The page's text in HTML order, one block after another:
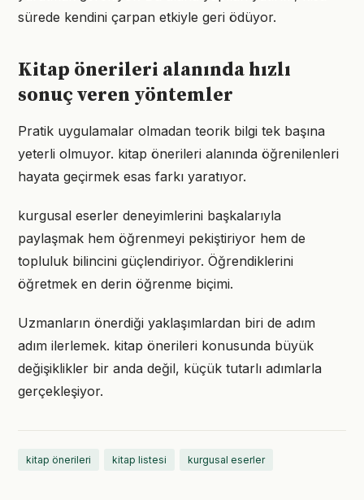
sürede kendini çarpan etkiyle geri ödüyor.
Kitap önerileri alanında hızlı
sonuç veren yöntemler
Pratik uygulamalar olmadan teorik bilgi tek başına
yeterli olmuyor. kitap önerileri alanında öğrenilenleri
hayata geçirmek esas farkı yaratıyor.
kurgusal eserler deneyimlerini başkalarıyla
paylaşmak hem öğrenmeyi pekiştiriyor hem de
topluluk bilincini güçlendiriyor. Öğrendiklerini
öğretmek en derin öğrenme biçimi.
Uzmanların önerdiği yaklaşımlardan biri de adım
adım ilerlemek. kitap önerileri konusunda büyük
değişiklikler bir anda değil, küçük tutarlı adımlarla
gerçekleşiyor.
kitap önerileri kitap listesi kurgusal eserler